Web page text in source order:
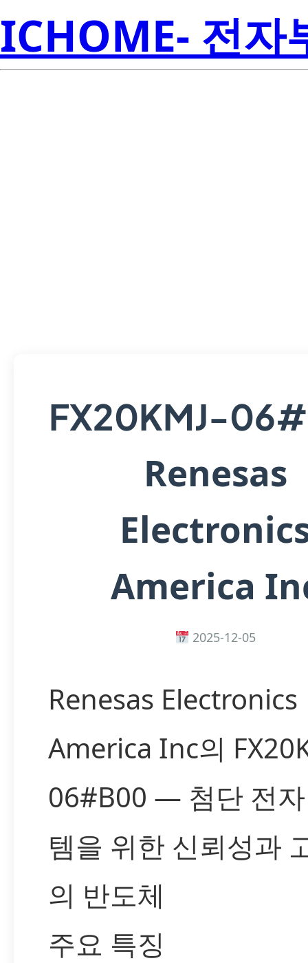
ICHOME- 전자
FX20KMJ-
Renesas
America
2025-12-05
Renesas Electronics
America Inc의
06#B00 — 첨단 전
템을 위한 신뢰성과
의 반도체
주요 특징